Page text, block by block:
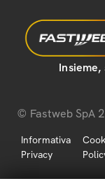
© Fastweb SpA
Informativa
Privacy